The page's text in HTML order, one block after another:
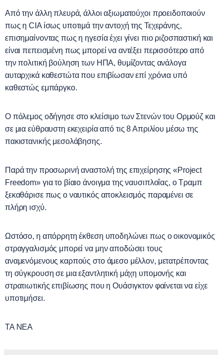
Από την άλλη πλευρά, άλλοι αξιωματούχοι προειδοποιούν
πως ηCIAίσως υποτιμά την αντοχή της Τεχεράνης,
επισημαίνοντας πως η ηγεσία έχει γίνει πιο ριζοσπαστική και
είναι πεπεισμένη πως μπορεί να αντέξει περισσότερο από
την πολιτική βούληση των ΗΠΑ, θυμίζοντας ανάλογα
αυταρχικά καθεστώτα που επιβίωσαν επί χρόνια υπό
καθεστώς εμπάργκο.
Ο πόλεμος οδήγησε στο κλείσιμο των Στενών του Ορμούζ και
σε μια εύθραυστη εκεχειρία από τις 8 Απριλίου μέσω της
πακιστανικής μεσολάβησης.
Παρά την προσωρινή αναστολή της επιχείρησης «Project
Freedom» για το βίαιο άνοιγμα της ναυσιπλοΐας, ο Τραμπ
ξεκαθάρισε πως ο ναυτικός αποκλεισμός παραμένει σε
πλήρη ισχύ.
Ωστόσο, η απόρρητη έκθεση υποδηλώνει πως ο οικονομικός
στραγγαλισμός μπορεί να μην αποδώσει τους
αναμενόμενους καρπούς στο άμεσο μέλλον, μετατρέποντας
τη σύγκρουση σε μια εξαντλητική μάχη υπομονής και
στρατιωτικής επιβίωσης που η Ουάσιγκτον φαίνεται να είχε
υποτιμήσει.
ΤΑ ΝΕΑ